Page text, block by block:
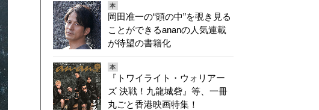
本
岡田准一の“頭の中”を覗き見る
ことができるananの人気連載
が待望の書籍化
本
『トワイライト・ウォリアー
ズ 決戦！九龍城砦』等、一冊
丸ごと香港映画特集！